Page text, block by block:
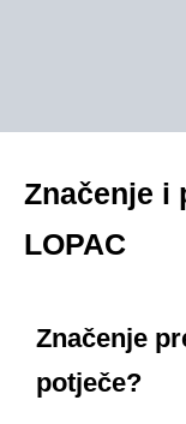
Značenje i
LOPAC
Značenje
potječe?